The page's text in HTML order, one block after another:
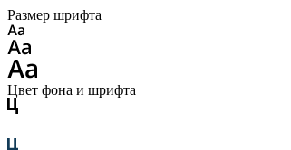
Размер шрифта
Цвет фона и шрифта